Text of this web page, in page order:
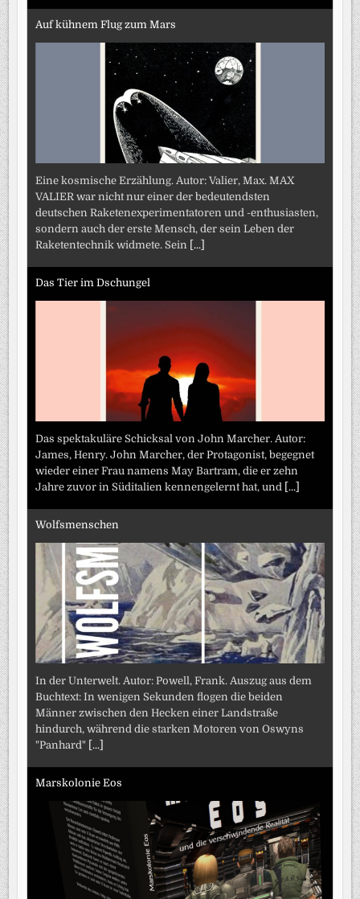
Auf kühnem Flug zum Mars
Eine kosmische Erzählung. Autor: Valier, Max. MAX
VALIER war nicht nur einer der bedeutendsten
deutschen Raketenexperimentatoren und -enthusiasten,
sondern auch der erste Mensch, der sein Leben der
Raketentechnik widmete. Sein [...]
Das Tier im Dschungel
Das spektakuläre Schicksal von John Marcher. Autor:
James, Henry. John Marcher, der Protagonist, begegnet
wieder einer Frau namens May Bartram, die er zehn
Jahre zuvor in Süditalien kennengelernt hat, und [...]
Wolfsmenschen
In der Unterwelt. Autor: Powell, Frank. Auszug aus dem
Buchtext: In wenigen Sekunden flogen die beiden
Männer zwischen den Hecken einer Landstraße
hindurch, während die starken Motoren von Oswyns
"Panhard" [...]
Marskolonie Eos